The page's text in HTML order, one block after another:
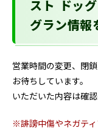
スト ドッ
グラン情報
営業時間の変更、閉
お待ちしています。
いただいた内容は確
※誹謗中傷やネガテ